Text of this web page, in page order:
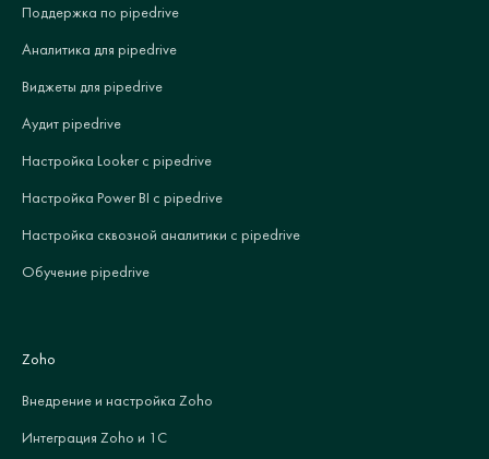
Поддержка по pipedrive
Аналитика для pipedrive
Виджеты для pipedrive
Аудит pipedrive
Настройка Looker с pipedrive
Настройка Power BI с pipedrive
Настройка сквозной аналитики с pipedrive
Обучение pipedrive
Zoho
Внедрение и настройка Zoho
Интеграция Zoho и 1С